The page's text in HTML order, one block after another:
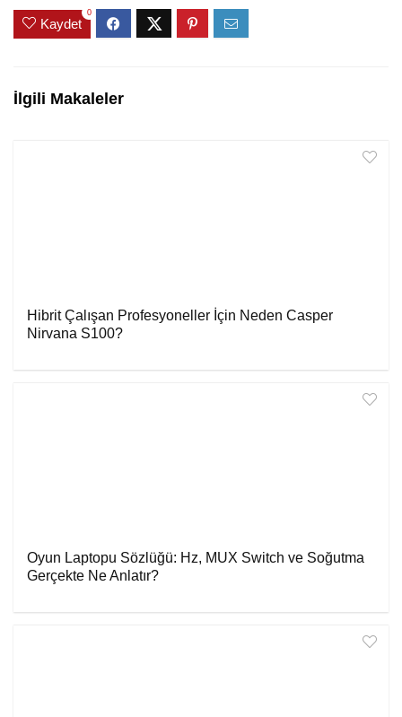
Kaydet
0
İlgili Makaleler
Hibrit Çalışan Profesyoneller İçin Neden Casper
Nirvana S100?
Oyun Laptopu Sözlüğü: Hz, MUX Switch ve Soğutma
Gerçekte Ne Anlatır?